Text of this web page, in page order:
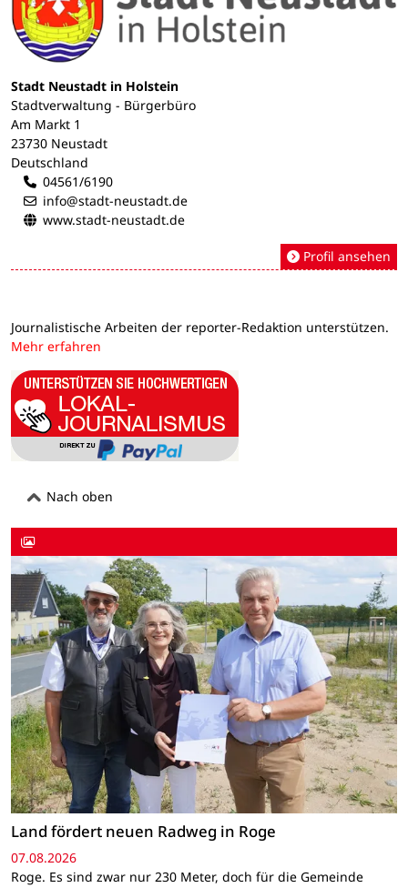
Stadt Neustadt in Holstein
Stadtverwaltung - Bürgerbüro
Am Markt 1
23730 Neustadt
Deutschland
04561/6190
info@stadt-neustadt.de
www.stadt-neustadt.de
Profil ansehen
Journalistische Arbeiten der reporter-Redaktion unterstützen.
Mehr erfahren
Nach oben
Land fördert neuen Radweg in Roge
07.08.2026
Roge. Es sind zwar nur 230 Meter, doch für die Gemeinde